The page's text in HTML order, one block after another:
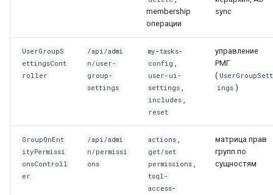
membership
операции
sync
UserGroupS
ettingsCont
roller
/api/admi
n/user-
group-
settings
my-tasks-
config
user-ui-
settings
includes
reset
управление
РМГ
( UserGroupSett
ings )
GroupOnEnt
ityPermissi
onsControll
er
/api/admi
n/permissi
ons
actions
get/set
permissions
tsql-
access-
матрица прав
групп по
сущностям